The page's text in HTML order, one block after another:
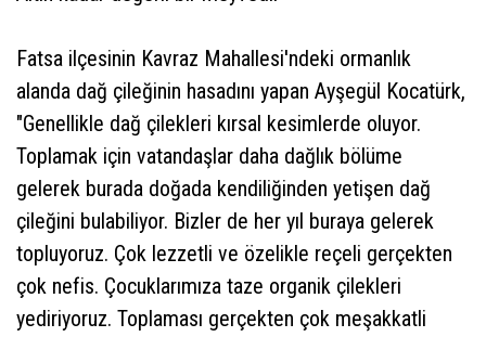
Fatsa ilçesinin Kavraz Mahallesi'ndeki ormanlık
alanda dağ çileğinin hasadını yapan Ayşegül Kocatürk,
"Genellikle dağ çilekleri kırsal kesimlerde oluyor.
Toplamak için vatandaşlar daha dağlık bölüme
gelerek burada doğada kendiliğinden yetişen dağ
çileğini bulabiliyor. Bizler de her yıl buraya gelerek
topluyoruz. Çok lezzetli ve özelikle reçeli gerçekten
çok nefis. Çocuklarımıza taze organik çilekleri
yediriyoruz. Toplaması gerçekten çok meşakkatli